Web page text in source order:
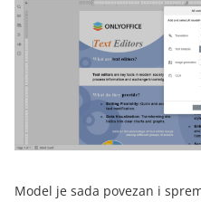
Model je sada povezan i